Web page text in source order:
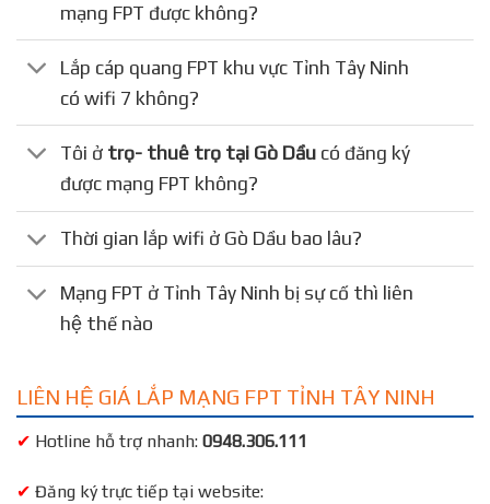
mạng FPT được không?
Lắp cáp quang FPT khu vực Tỉnh Tây Ninh
có wifi 7 không?
Tôi ở trọ- thuê trọ tại Gò Dầu có đăng ký
được mạng FPT không?
Thời gian lắp wifi ở Gò Dầu bao lâu?
Mạng FPT ở Tỉnh Tây Ninh bị sự cố thì liên
hệ thế nào
LIÊN HỆ GIÁ LẮP MẠNG FPT TỈNH TÂY NINH
✔ Hotline hỗ trợ nhanh: 0948.306.111
✔ Đăng ký trực tiếp tại website: